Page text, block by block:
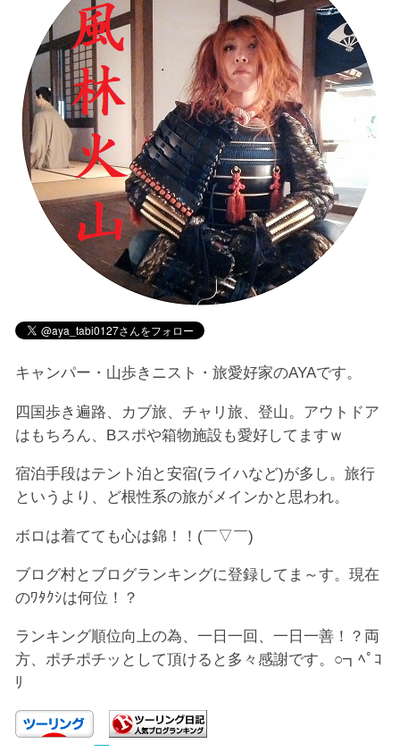
キャンパー・山歩きニスト・旅愛好家のAYAです。
四国歩き遍路、カブ旅、チャリ旅、登山。アウトドア
はもちろん、Bスポや箱物施設も愛好してますｗ
宿泊手段はテント泊と安宿(ライハなど)が多し。旅行
というより、ど根性系の旅がメインかと思われ。
ボロは着てても心は錦！！(￣▽￣)
ブログ村とブログランキングに登録してま～す。現在
のﾜﾀｸｼは何位！？
ランキング順位向上の為、一日一回、一日一善！？両
方、ポチポチッとして頂けると多々感謝です。○┓ﾍﾟｺ
ﾘ